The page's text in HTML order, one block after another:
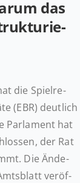
das
die Spiel­re­
(EBR) deut­lich
Par­la­ment hat
der Rat
Die Än­de­
ver­öf­